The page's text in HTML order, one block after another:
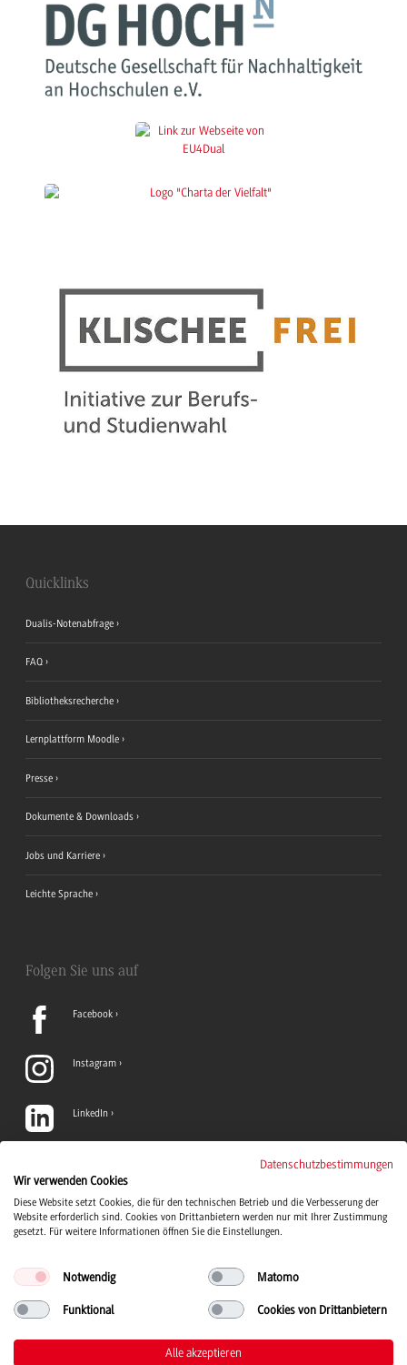
Quicklinks
Dualis-Notenabfrage
FAQ
Bibliotheksrecherche
Lernplattform Moodle
Presse
Dokumente & Downloads
Jobs und Karriere
Leichte Sprache
Folgen Sie uns auf
Facebook
Instagram
LinkedIn
YouTube
© 2026 Duale Hochschule Baden-Württemberg
Datenschutzbestimmungen
Wir verwenden Cookies
Diese Website setzt Cookies, die für den technischen Betrieb und die Verbesserung der
Website erforderlich sind. Cookies von Drittanbietern werden nur mit Ihrer Zustimmung
gesetzt. Für weitere Informationen öffnen Sie die Einstellungen.
Notwendig Matomo
Funktional Cookies von Drittanbietern
Alle akzeptieren